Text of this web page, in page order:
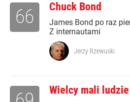
Chuck Bond
James Bond po raz
Z internautami
66
Jerzy Rzewuski
Wielcy mali ludzie